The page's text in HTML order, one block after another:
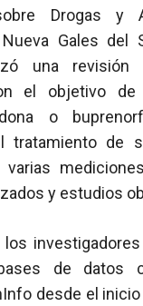
Drogas y
Gales del
una revisión
el objetivo de
o
tratamiento de
varias
y estudios
de datos
desde el